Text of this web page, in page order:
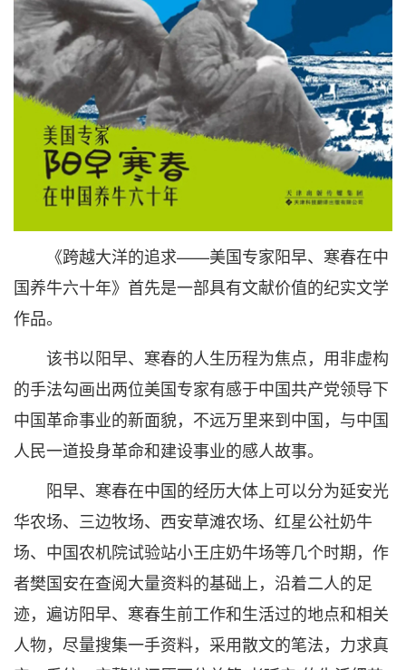
《跨越大洋的追求——美国专家阳早、寒春在中
国养牛六十年》首先是一部具有文献价值的纪实文学
作品。
该书以阳早、寒春的人生历程为焦点，用非虚构
的手法勾画出两位美国专家有感于中国共产党领导下
中国革命事业的新面貌，不远万里来到中国，与中国
人民一道投身革命和建设事业的感人故事。
阳早、寒春在中国的经历大体上可以分为延安光
华农场、三边牧场、西安草滩农场、红星公社奶牛
场、中国农机院试验站小王庄奶牛场等几个时期，作
者樊国安在查阅大量资料的基础上，沿着二人的足
迹，遍访阳早、寒春生前工作和生活过的地点和相关
人物，尽量搜集一手资料，采用散文的笔法，力求真